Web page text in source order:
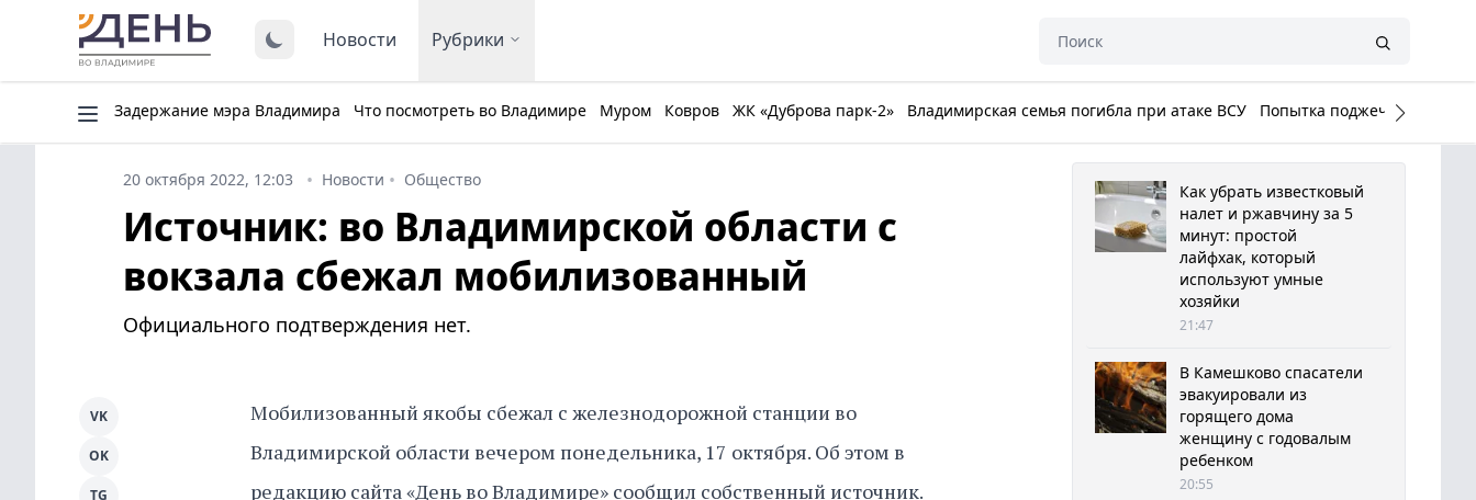
Новости Рубрики
Задержание мэра Владимира Что посмотреть во Владимире Муром Ковров ЖК «Дуброва парк-2» Владимирская семья погибла при атаке ВСУ Попытка поджечь Белый
20 октября 2022, 12:03 Новости Общество
Источник: во Владимирской области с
вокзала сбежал мобилизованный
Официального подтверждения нет.
Мобилизованный якобы сбежал с железнодорожной станции во
Владимирской области вечером понедельника, 17 октября. Об этом в
редакцию сайта «День во Владимире» сообщил собственный источник.
VK
OK
TG
Как убрать известковый
налет и ржавчину за 5
минут: простой
лайфхак, который
используют умные
хозяйки
21:47
В Камешково спасатели
эвакуировали из
горящего дома
женщину с годовалым
ребенком
20:55